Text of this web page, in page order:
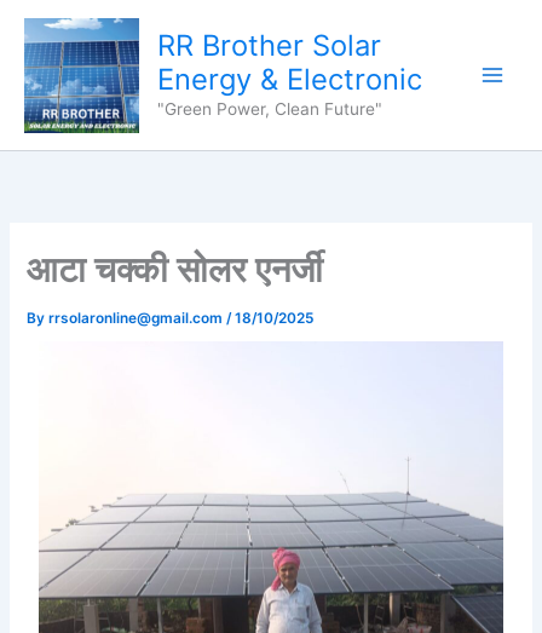
content
Skip
content
RR Brother Solar
Energy & Electronic
"Green Power, Clean Future"
आटा चक्की सोलर एनर्जी
Byrrsolaronline@gmail.com/18/10/2025